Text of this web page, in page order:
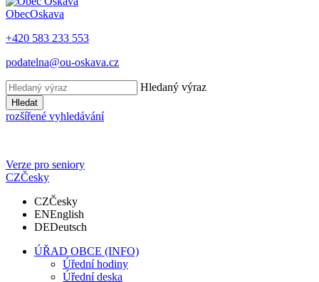
ObecOskava
+420 583 233 553
podatelna@ou-oskava.cz
Hledaný výraz
Hledat
rozšířené vyhledávání
Verze pro seniory
CZČesky
CZČesky
ENEnglish
DEDeutsch
ÚŘAD OBCE (INFO)
Úřední hodiny
Úřední deska